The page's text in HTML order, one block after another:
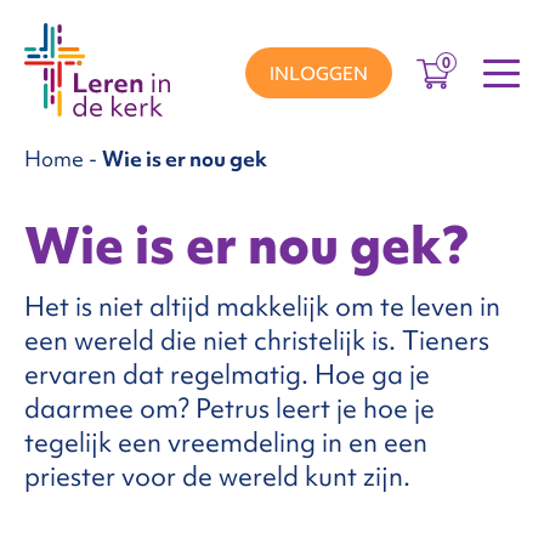
INLOGGEN 0
Home - Wie is er nou gek
Wie is er nou gek?
Het is niet altijd makkelijk om te leven in
een wereld die niet christelijk is. Tieners
ervaren dat regelmatig. Hoe ga je
daarmee om? Petrus leert je hoe je
tegelijk een vreemdeling in en een
priester voor de wereld kunt zijn.